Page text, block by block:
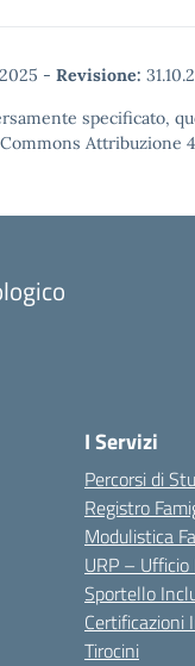
- Revisione:
specificato,
Attribuzione
I Servizi
Percorsi di
Registro
Modulistica
URP –
Sportello
Certificazioni
Tirocini